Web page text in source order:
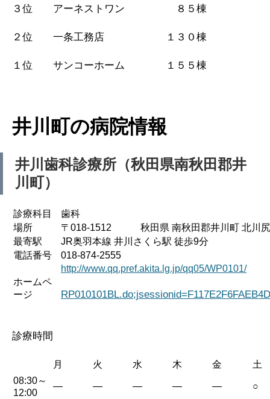
３位 アーネストワン ８５棟
２位 一条工務店 １３０棟
１位 サンコーホーム １５５棟
井川町の病院情報
井川歯科診療所（秋田県南秋田郡井
川町）
診療科目
歯科
場所
〒018-1512 秋田県 南秋田郡井川町 北川尻
最寄駅
JR奥羽本線 井川さくら駅 徒歩9分
電話番号
018-874-2555
ホームペ
ージ
http://www.qq.pref.akita.lg.jp/qq05/WP0101/
診療時間
月 火 水 木 金
土
08:30～
12:00
— — — — — ○